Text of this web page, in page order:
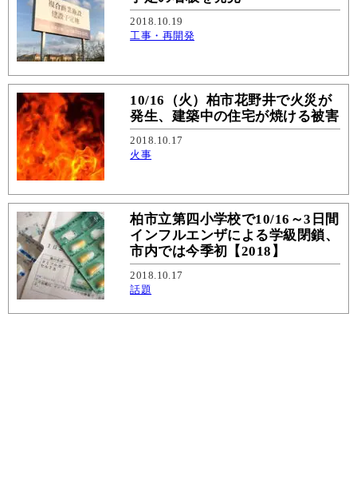
2018.10.19
工事・再開発
10/16（火）柏市花野井で火災が
発生、建築中の住宅が焼ける被害
2018.10.17
火事
柏市立第四小学校で10/16～3日間
インフルエンザによる学級閉鎖、
市内では今季初【2018】
2018.10.17
話題